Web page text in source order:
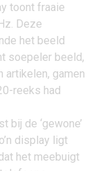
toont fraaie
Deze
het beeld
soepeler beeld,
artikelen, gamen
reeks had
bij de ‘gewone’
display ligt
het meebuigt